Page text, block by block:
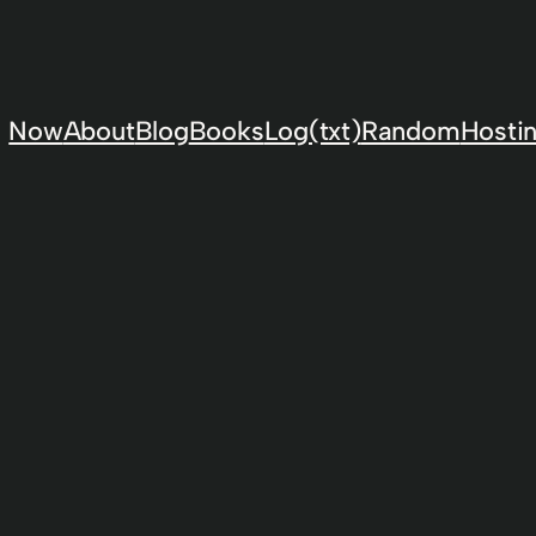
NowAboutBlogBooksLog(txt)Random